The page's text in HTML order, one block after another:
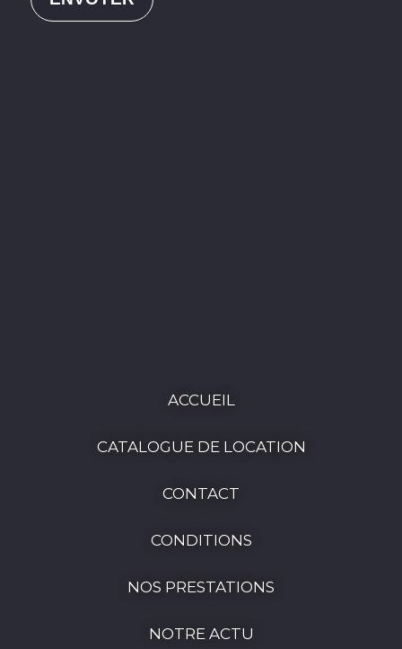
ACCUEIL
CATALOGUE DE LOCATION
CONTACT
CONDITIONS
NOS PRESTATIONS
NOTRE ACTU